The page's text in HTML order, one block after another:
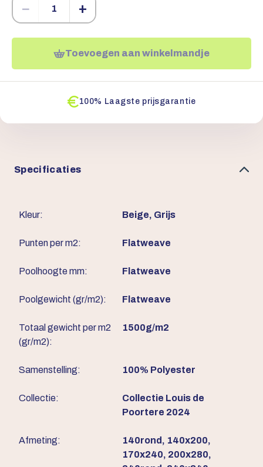
− +
Toevoegen aan winkelmandje
100% Laagste prijsgarantie
Specificaties
Kleur: Beige, Grijs
Punten per m2: Flatweave
Poolhoogte mm: Flatweave
Poolgewicht (gr/m2): Flatweave
Totaal gewicht per m2
(gr/m2):
1500g/m2
Samenstelling: 100% Polyester
Collectie:
Collectie Louis de
Poortere 2024
Afmeting:
140rond, 140x200,
170x240, 200x280,